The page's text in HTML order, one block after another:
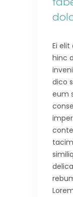
Ei
hinc
dico
eum